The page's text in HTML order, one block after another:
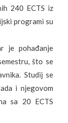
240 ECTS iz
programi su
je pohađanje
što se
Studij se
i njegovom
sa 20 ECTS